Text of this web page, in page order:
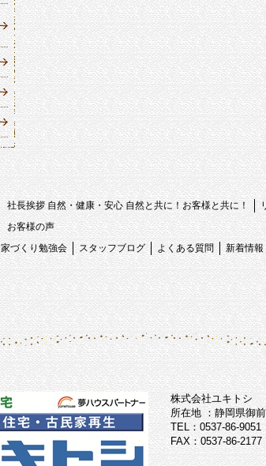
社長挨拶 自然・健康・安心 自然と共に！お客様と共に！
お客様の声
家づくり勉強会
スタッフブログ よくある質問 新着情報
株式会社ユキトシ
所在地 ：静岡県御
TEL：0537-86-9051
FAX：0537-86-2177